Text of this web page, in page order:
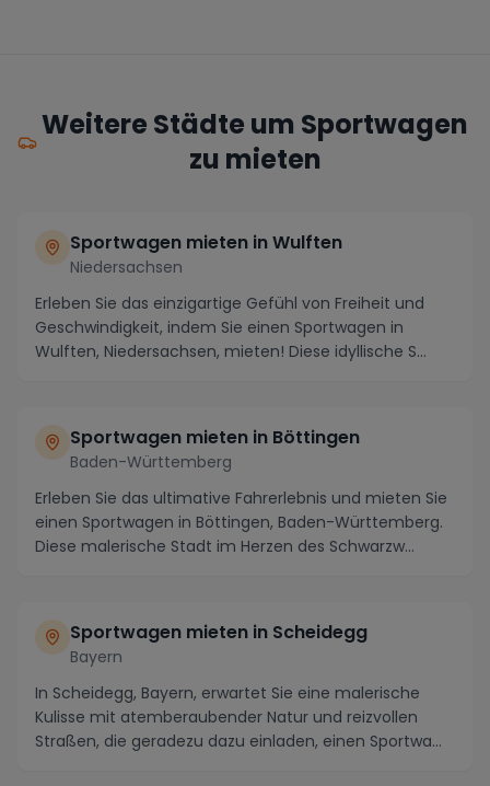
Weitere Städte um Sportwagen
zu mieten
Sportwagen mieten in Wulften
Niedersachsen
Erleben Sie das einzigartige Gefühl von Freiheit und
Geschwindigkeit, indem Sie einen Sportwagen in
Wulften, Niedersachsen, mieten! Diese idyllische S...
Sportwagen mieten in Böttingen
Baden-Württemberg
Erleben Sie das ultimative Fahrerlebnis und mieten Sie
einen Sportwagen in Böttingen, Baden-Württemberg.
Diese malerische Stadt im Herzen des Schwarzw...
Sportwagen mieten in Scheidegg
Bayern
In Scheidegg, Bayern, erwartet Sie eine malerische
Kulisse mit atemberaubender Natur und reizvollen
Straßen, die geradezu dazu einladen, einen Sportwa...